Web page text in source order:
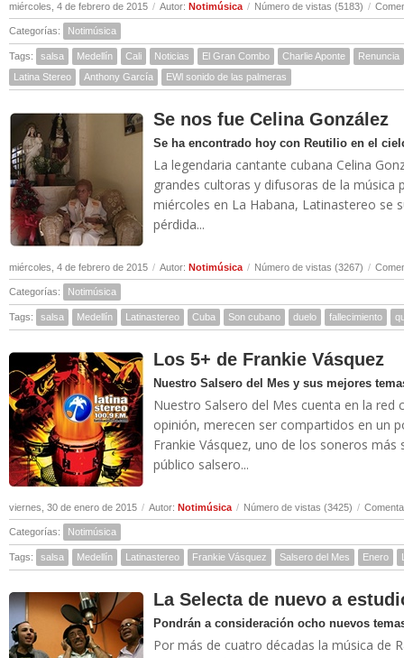
miércoles, 4 de febrero de 2015 / Autor: Notimúsica / Número de vistas (5183) /
Categorías: Notimúsica
Tags: salsa Medellín Cali Noticias El Gran Combo Charlie Aponte
Renuncia
Latina Stereo
Anthony García EWl sonido de las palmeras
Se nos fue Celina González
Se ha encontrado hoy con Reutilio en el
La legendaria cantante cubana Celina
grandes cultoras y difusoras de la música
miércoles en La Habana, Latinastereo se
pérdida...
miércoles, 4 de febrero de 2015 / Autor: Notimúsica / Número de vistas (3267) /
Categorías: Notimúsica
Tags: salsa Medellín Latinastereo Cuba Son cubano duelo fallecimiento
Los 5+ de Frankie Vásquez
Nuestro Salsero del Mes y sus mejores
Nuestro Salsero del Mes cuenta en la red
opinión, merecen ser compartidos en un
Frankie Vásquez, uno de los soneros
público salsero...
viernes, 30 de enero de 2015 / Autor: Notimúsica / Número de vistas (3425) /
Categorías: Notimúsica
Tags: salsa Medellín Latinastereo Frankie Vásquez Salsero del Mes Enero
La Selecta de nuevo a
Pondrán a consideración ocho nuevos
Por más de cuatro décadas la música de